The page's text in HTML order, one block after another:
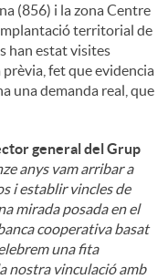
(856) i la zona Centre
territorial de
han estat visites
fet que evidencia
una demanda real, que
general del Grup
anys vam arribar a
i establir vincles de
mirada posada en el
cooperativa basat
una fita
nostra vinculació amb